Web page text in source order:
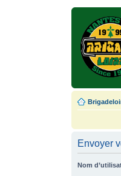
Envoyer
Nom